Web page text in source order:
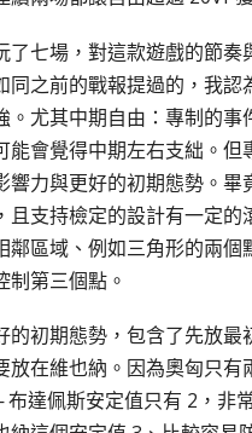
了七場，對這款遊戲的節奏
同之前的戰報提過的，我認
。尤其中期自由：專制的事
能會覺得中期左右支絀。但
響力與更好的初期態勢。畢
且支持檢定的設計有一定的
鄰區域、例如三角形的兩個
制第三個點。
的初期態勢，包含了先放最
放在維也納。因為奧匈只有
達佩斯安定值只有 2，非